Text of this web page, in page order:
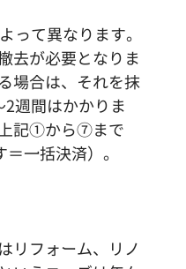
て異なります。
去が必要となりま
場合は、それを抹
週間はかかりま
上記①から⑦まで
一括決済）。
リフォーム、リノ